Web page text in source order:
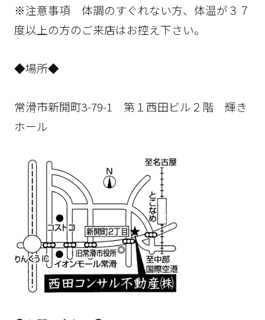
※注意事項 体調のすぐれない方、体温が３７
度以上の方のご来店はお控え下さい。
◆場所◆
常滑市新開町3-79-1 第１西田ビル２階 輝き
ホール